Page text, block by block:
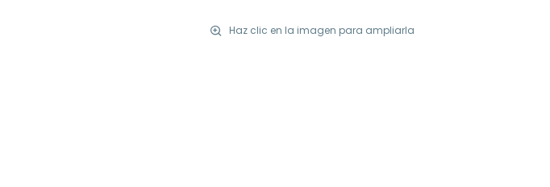
Haz clic en la imagen para ampliarla